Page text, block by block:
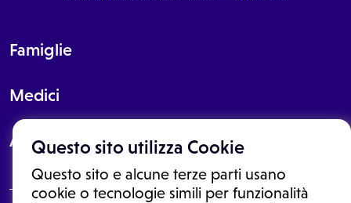
Questo sito utilizza Cookie
Questo sito e alcune terze parti usano
cookie o tecnologie simili per funzionalità
Famiglie
Medici
About